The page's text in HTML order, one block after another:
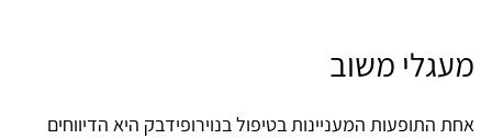
מעגלי משוב
אחת התופעות המעניינות בטיפול בנוירופידבק היא הדיווחים